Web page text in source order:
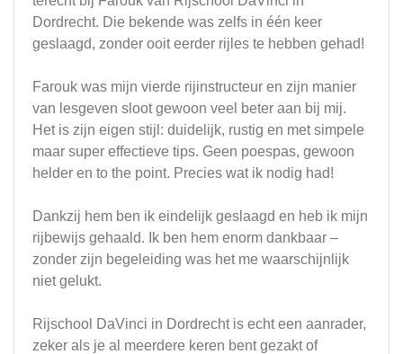
Dordrecht. Die bekende was zelfs in één keer
geslaagd, zonder ooit eerder rijles te hebben gehad!
Farouk was mijn vierde rijinstructeur en zijn manier
van lesgeven sloot gewoon veel beter aan bij mij.
Het is zijn eigen stijl: duidelijk, rustig en met simpele
maar super effectieve tips. Geen poespas, gewoon
helder en to the point. Precies wat ik nodig had!
Dankzij hem ben ik eindelijk geslaagd en heb ik mijn
rijbewijs gehaald. Ik ben hem enorm dankbaar –
zonder zijn begeleiding was het me waarschijnlijk
niet gelukt.
Rijschool DaVinci in Dordrecht is echt een aanrader,
zeker als je al meerdere keren bent gezakt of